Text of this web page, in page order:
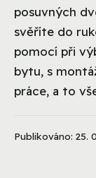
posuvných
svěříte do
pomocí při
bytu, s
práce, a to
Publikováno: 25.